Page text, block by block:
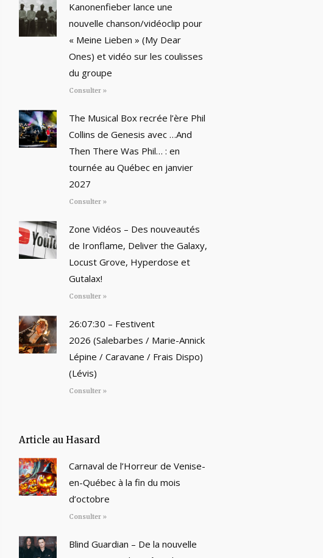
Kanonenfieber lance une
nouvelle chanson/vidéoclip pour
« Meine Lieben » (My Dear
Ones) et vidéo sur les coulisses
du groupe
Consulter »
The Musical Box recrée l’ère Phil
Collins de Genesis avec …And
Then There Was Phil… : en
tournée au Québec en janvier
2027
Consulter »
Zone Vidéos – Des nouveautés
de Ironflame, Deliver the Galaxy,
Locust Grove, Hyperdose et
Gutalax!
Consulter »
26:07:30 – Festivent
2026 (Salebarbes / Marie-Annick
Lépine / Caravane / Frais Dispo)
(Lévis)
Consulter »
Article au Hasard
Carnaval de l’Horreur de Venise-
en-Québec à la fin du mois
d’octobre
Consulter »
Blind Guardian – De la nouvelle